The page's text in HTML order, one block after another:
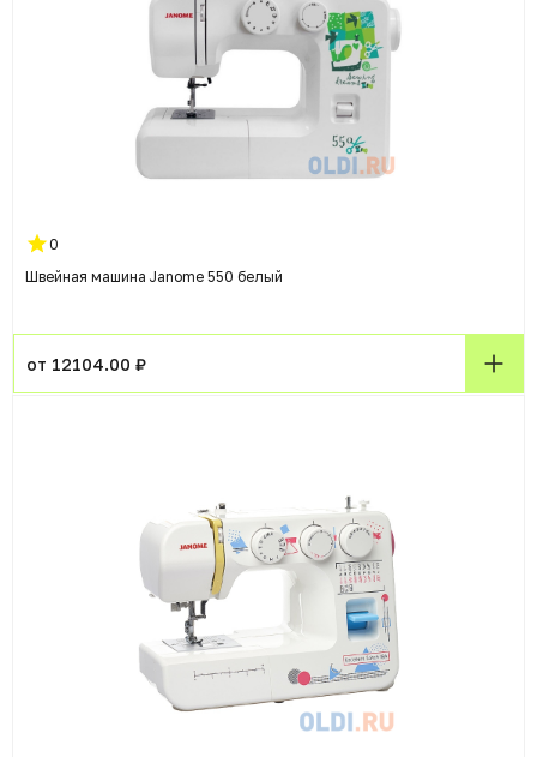
0
Швейная машина Janome 550 белый
от 12104.00 ₽